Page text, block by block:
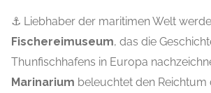
⚓ Liebhaber der maritimen Welt
Fischereimuseum, das die
Thunfischhafens in Europa
Marinarium beleuchtet den Reichtum